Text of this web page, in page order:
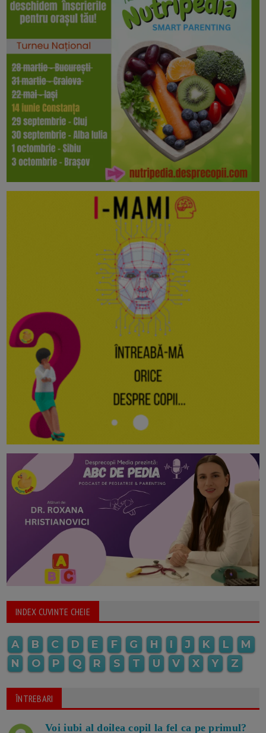
INDEX CUVINTE CHEIE
A B C D E F G H I J K L
M
N
O P Q R S T U V X Y Z
ÎNTREBARI
Voi iubi al doilea copil la fel ca pe primul?